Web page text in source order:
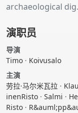
archaeological dig.
演职员
导演
Timo · Koivusalo
主演
劳拉·马尔米瓦拉 ·
inenRisto · Salmi ·
Risto ·